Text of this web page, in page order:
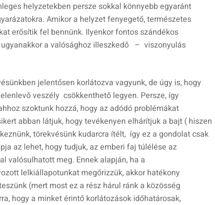
helyzetekben persze sokkal könnyebb egyaránt
Amikor a helyzet fenyegető, természetes
erősítik fel bennünk. Ilyenkor fontos szándékos
a valósághoz illeszkedő – viszonyulás
jelentősen korlátozva vagyunk, de úgy is, hogy
veszély csökkenthető legyen. Persze, így
szoktunk hozzá, hogy az adódó problémákat
abban látjuk, hogy tevékenyen elhárítjuk a bajt ( hiszen
törekvésünk kudarcra ítélt, így ez a gondolat csak
az lehet, hogy tudjuk, az emberi faj túlélése az
valósulhatott meg. Ennek alapján, ha a
lelkiállapotunkat megőrizzük, akkor hatékony
(mert most ez a rész hárul ránk a közösség
hogy a minket érintő korlátozások időhatárosak,